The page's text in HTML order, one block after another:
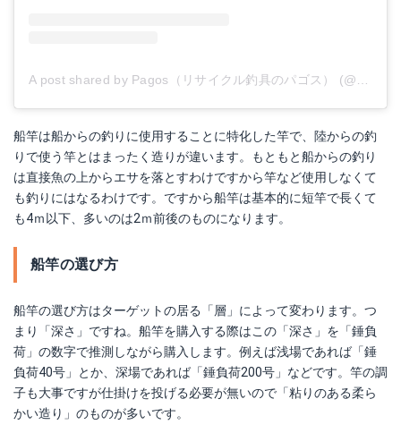
船竿は船からの釣りに使用することに特化した竿で、陸からの釣
りで使う竿とはまったく造りが違います。もともと船からの釣り
は直接魚の上からエサを落とすわけですから竿など使用しなくて
も釣りにはなるわけです。ですから船竿は基本的に短竿で長くて
も4ｍ以下、多いのは2ｍ前後のものになります。
船竿の選び方
船竿の選び方はターゲットの居る「層」によって変わります。つ
まり「深さ」ですね。船竿を購入する際はこの「深さ」を「錘負
荷」の数字で推測しながら購入します。例えば浅場であれば「錘
負荷40号」とか、深場であれば「錘負荷200号」などです。竿の調
子も大事ですが仕掛けを投げる必要が無いので「粘りのある柔ら
かい造り」のものが多いです。